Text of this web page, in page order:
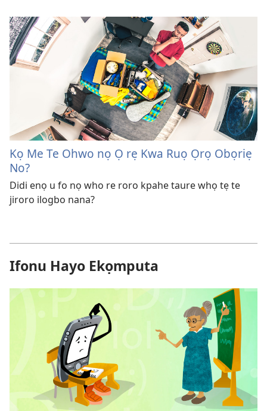
Kọ Me Te Ohwo nọ Ọ rẹ Kwa Ruọ Ọrọ Obọriẹ
No?
Didi enọ u fo nọ who re roro kpahe taure whọ tẹ te
jiroro ilogbo nana?
Ifonu Hayo Ekọmputa